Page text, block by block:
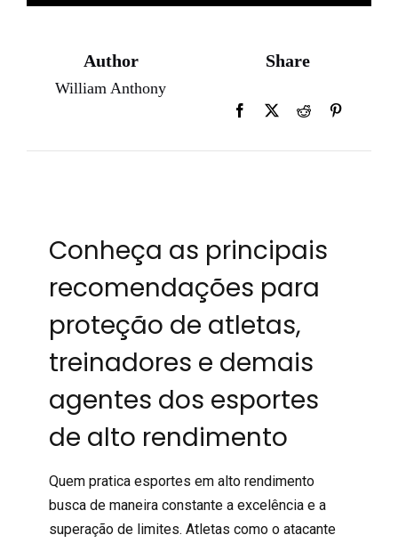
Author
William Anthony
Share
Conheça as principais
recomendações para
proteção de atletas,
treinadores e demais
agentes dos esportes
de alto rendimento
Quem pratica esportes em alto rendimento
busca de maneira constante a excelência e a
superação de limites. Atletas como o atacante